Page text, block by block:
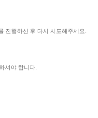
진행하신 후 다시 시도해주세요.
셔야 합니다.